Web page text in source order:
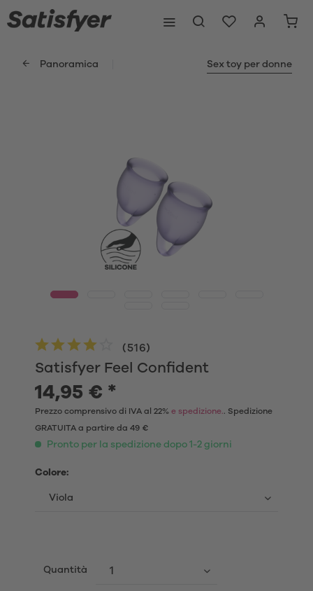
Panoramica Sex toy per donne
Satisfyer Feel Confident
(516)
14,95 € *
Prezzo comprensivo di IVA al 22% e spedizione.. Spedizione
GRATUITA a partire da 49 €
Pronto per la spedizione dopo 1-2 giorni
Colore:
Quantità